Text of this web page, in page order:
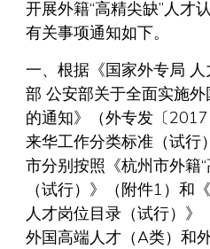
开展外籍“高精尖缺”人才
有关事项通知如下。
一、根据《国家外专局
部 公安部关于全面实施
的通知》（外专发〔
来华工作分类标准（试行
市分别按照《杭州市外籍
（试行）》（附件1）和
人才岗位目录（试行）
外国高端人才（A类）和